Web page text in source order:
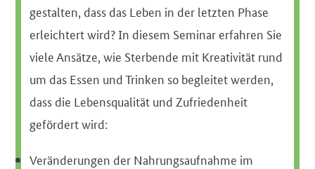
gestalten, dass das Leben in der letzten Phase
erleichtert wird? In diesem Seminar erfahren Sie
viele Ansätze, wie Sterbende mit Kreativität rund
um das Essen und Trinken so begleitet werden,
dass die Lebensqualität und Zufriedenheit
gefördert wird:
Veränderungen der Nahrungsaufnahme im